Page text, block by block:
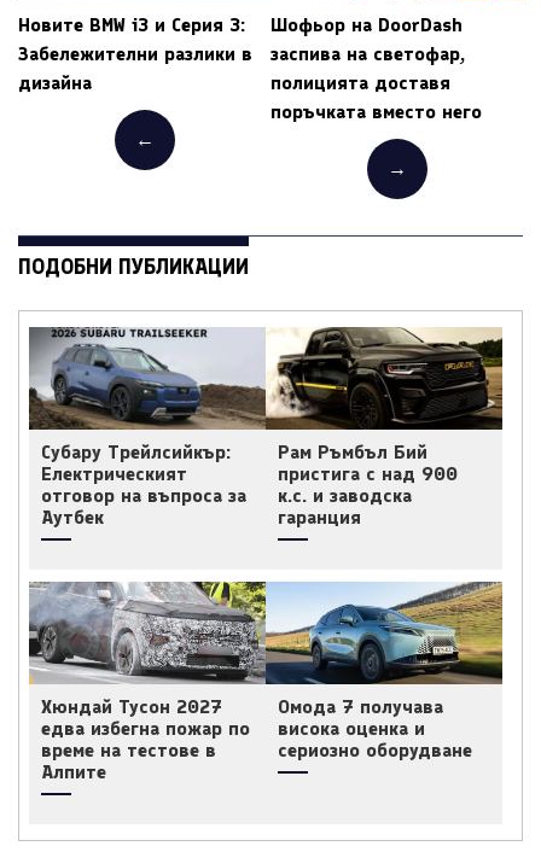
Новите BMW i3 и Серия 3:
Забележителни разлики в
дизайна
←
Шофьор на DoorDash
заспива на светофар,
полицията доставя
поръчката вместо него
→
ПОДОБНИ ПУБЛИКАЦИИ
Субару Трейлсийкър:
Електрическият
отговор на въпроса за
Аутбек
Рам Ръмбъл Бий
пристига с над 900
к.с. и заводска
гаранция
Хюндай Тусон 2027
едва избегна пожар по
време на тестове в
Алпите
Омода 7 получава
висока оценка и
сериозно оборудване